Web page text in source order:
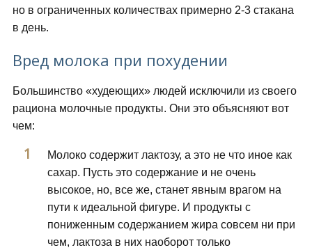
но в ограниченных количествах примерно 2-3 стакана
в день.
Вред молока при похудении
Большинство «худеющих» людей исключили из своего
рациона молочные продукты. Они это объясняют вот
чем:
Молоко содержит лактозу, а это не что иное как
сахар. Пусть это содержание и не очень
высокое, но, все же, станет явным врагом на
пути к идеальной фигуре. И продукты с
пониженным содержанием жира совсем ни при
чем, лактоза в них наоборот только